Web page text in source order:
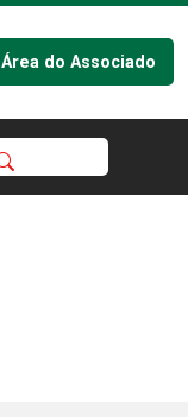
Área do Associado